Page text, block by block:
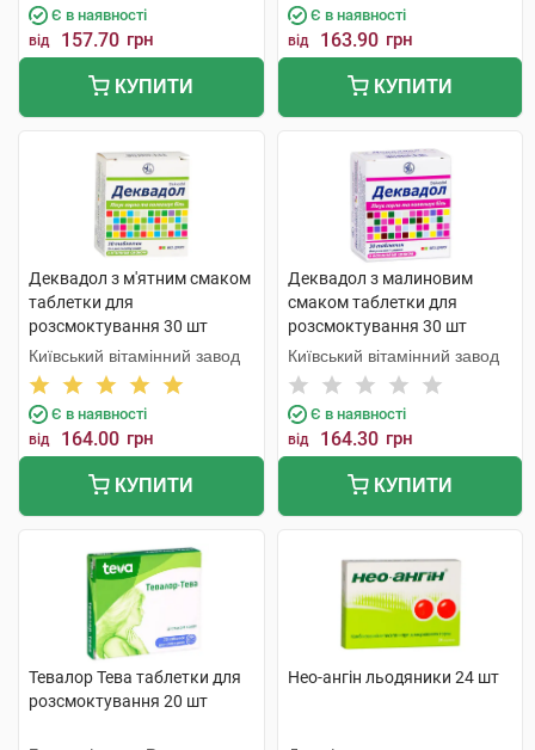
Є в наявності
від 157.70 грн
КУПИТИ
Є в наявності
від 163.90 грн
КУПИТИ
Деквадол з м'ятним смаком
таблетки для
розсмоктування 30 шт
Київський вітамінний завод
Є в наявності
від 164.00 грн
КУПИТИ
Деквадол з малиновим
смаком таблетки для
розсмоктування 30 шт
Київський вітамінний завод
Є в наявності
від 164.30 грн
КУПИТИ
Тевалор Тева таблетки для
розсмоктування 20 шт
Нео-ангін льодяники 24 шт